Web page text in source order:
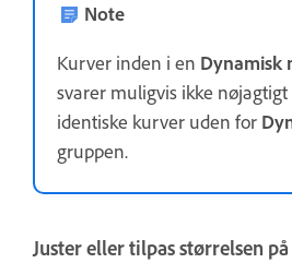
Note
Kurver inden i en Dynamisk
svarer muligvis ikke
identiske kurver uden for
gruppen.
Juster eller tilpas størrelsen